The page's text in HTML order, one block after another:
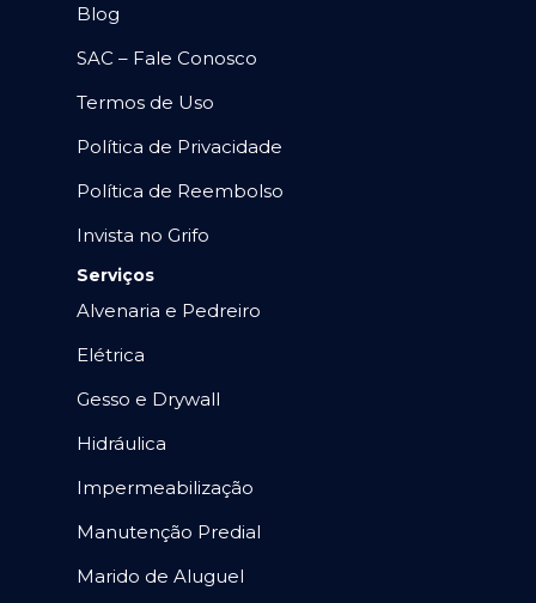
Blog
SAC – Fale Conosco
Termos de Uso
Política de Privacidade
Política de Reembolso
Invista no Grifo
Serviços
Alvenaria e Pedreiro
Elétrica
Gesso e Drywall
Hidráulica
Impermeabilização
Manutenção Predial
Marido de Aluguel